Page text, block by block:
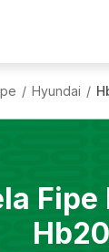
/ Hyundai /
Fipe